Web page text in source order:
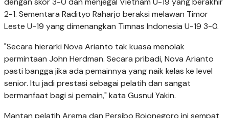
2-1. Sementara Radityo Raharjo beraksi melawan Timor
Leste U-19 yang dimenangkan Timnas Indonesia U-19 3-0.
"Secara hierarki Nova Arianto tak kuasa menolak
permintaan John Herdman. Secara pribadi, Nova Arianto
pasti bangga jika ada pemainnya yang naik kelas ke level
senior. Itu jadi prestasi sebagai pelatih dan sangat
bermanfaat bagi si pemain," kata Gusnul Yakin.
Mantan pelatih Arema dan Persibo Bojonegoro ini sempat